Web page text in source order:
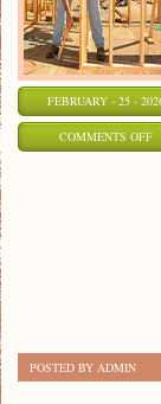
FEBRUARY - 25 -
COMMENTS OFFON
POSTED BY ADMIN